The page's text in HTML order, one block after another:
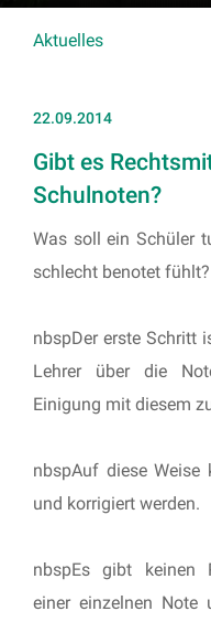
Aktuelles
22.09.2014
Gibt es
Schulnoten?
Was soll ein Schüler
schlecht benotet fühlt?
nbspDer erste Schritt
Lehrer über die
Einigung mit diesem
nbspAuf diese Weise
und korrigiert werden.
nbspEs gibt keinen
einer einzelnen Note